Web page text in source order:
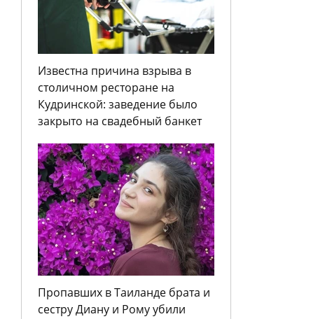
Известна причина взрыва в
столичном ресторане на
Кудринской: заведение было
закрыто на свадебный банкет
Пропавших в Таиланде брата и
сестру Диану и Рому убили